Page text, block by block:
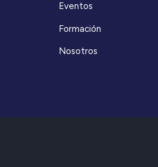
Eventos
Formación
Nosotros